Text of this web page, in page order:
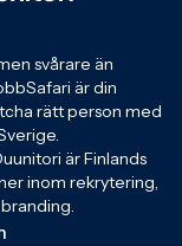
svårare än
är din
rätt person med
är Finlands
inom rekrytering,